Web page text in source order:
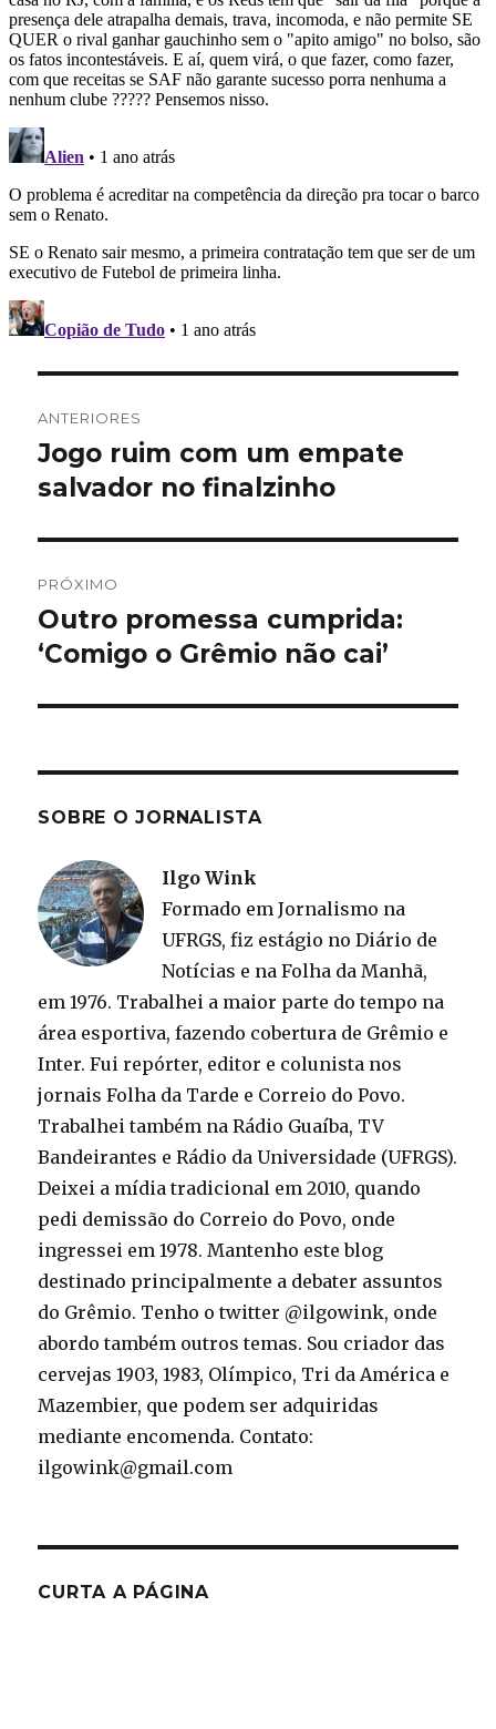
de
Post
ANTERIORES
Post
anterior:
Jogo ruim com um empate
salvador no finalzinho
PRÓXIMO
Próximo
post:
Outro promessa cumprida:
‘Comigo o Grêmio não cai’
SOBRE O JORNALISTA
Ilgo Wink
Formado em Jornalismo na
UFRGS, fiz estágio no Diário de
Notícias e na Folha da Manhã,
em 1976. Trabalhei a maior parte do tempo na
área esportiva, fazendo cobertura de Grêmio e
Inter. Fui repórter, editor e colunista nos
jornais Folha da Tarde e Correio do Povo.
Trabalhei também na Rádio Guaíba, TV
Bandeirantes e Rádio da Universidade (UFRGS).
Deixei a mídia tradicional em 2010, quando
pedi demissão do Correio do Povo, onde
ingressei em 1978. Mantenho este blog
destinado principalmente a debater assuntos
do Grêmio. Tenho o twitter @ilgowink, onde
abordo também outros temas. Sou criador das
cervejas 1903, 1983, Olímpico, Tri da América e
Mazembier, que podem ser adquiridas
mediante encomenda. Contato:
ilgowink@gmail.com
CURTA A PÁGINA